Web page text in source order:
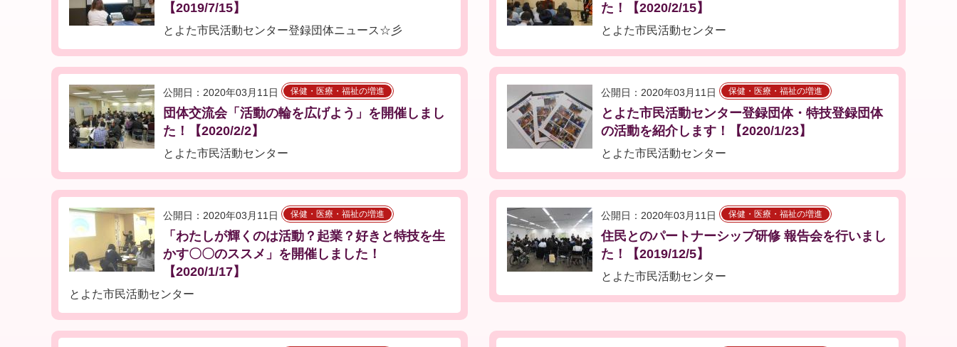
【2019/7/15】
とよた市民活動センター登録団体ニュース☆彡
た！【2020/2/15】
とよた市民活動センター
公開日：2020年03月11日 保健・医療・福祉の増進
団体交流会「活動の輪を広げよう」を開催しまし
た！【2020/2/2】
とよた市民活動センター
公開日：2020年03月11日 保健・医療・福祉の増進
とよた市民活動センター登録団体・特技登録団体
の活動を紹介します！【2020/1/23】
とよた市民活動センター
公開日：2020年03月11日 保健・医療・福祉の増進
「わたしが輝くのは活動？起業？好きと特技を生
かす〇〇のススメ」を開催しました！
【2020/1/17】
とよた市民活動センター
公開日：2020年03月11日 保健・医療・福祉の増進
住民とのパートナーシップ研修 報告会を行いまし
た！【2019/12/5】
とよた市民活動センター